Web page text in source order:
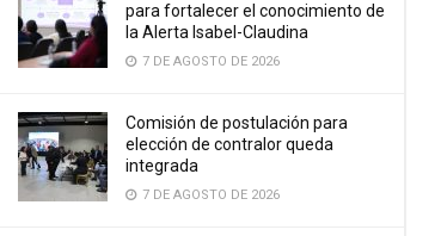
para fortalecer el conocimiento de
la Alerta Isabel-Claudina
7 DE AGOSTO DE 2026
Comisión de postulación para
elección de contralor queda
integrada
7 DE AGOSTO DE 2026